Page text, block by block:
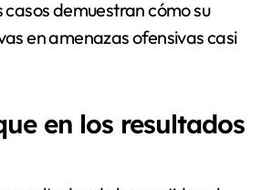
demuestran cómo su
en amenazas ofensivas casi
en los resultados